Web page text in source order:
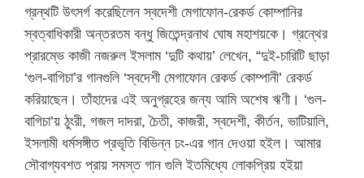
গ্রন্থটি উৎসর্গ করেছিলেন স্বদেশী মেগাফোন-রেকর্ড কোম্পানির
স্বত্বাধিকারী অন্তরতম বন্ধু জিতেন্দ্রনাথ ঘোষ মহাশয়কে। গ্রন্থের
প্রারম্ভে কাজী নজরুল ইসলাম ‘দুটি কথায়’ লেখেন, “দুই-চারিটি ছাড়া
‘গুল-বাগিচা’র গানগুলি ‘স্বদেশী মেগাফোন রেকর্ড কোম্পানী’ রেকর্ড
করিয়াছেন। তাঁহাদের এই অনুগ্রহের জন্য আমি অশেষ ঋণী। ‘গুল-
বাগিচা’য় ঠুংরী, গজল দাদরা, চৈতী, কাজরী, স্বদেশী, কীর্তন, ভাটিয়ালি,
ইসলামী ধর্মসঙ্গীত প্রভৃতি বিভিন্ন ঢং-এর গান দেওয়া হইল। আমার
সৌবাগ্যবশত প্রায় সমস্ত গান গুলি ইতমিধ্যে লোকপ্রিয় হইয়া